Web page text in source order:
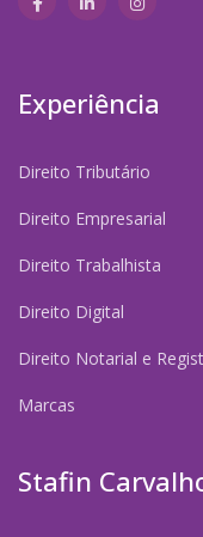
Experiência
Direito Tributário
Direito Empresarial
Direito Trabalhista
Direito Digital
Direito Notarial e
Marcas
Stafin